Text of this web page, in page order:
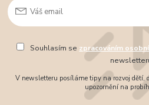
Souhlasím se zpracováním
V newsletteru posíláme tipy na rozvoj dětí,
upozornění na